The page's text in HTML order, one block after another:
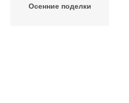
Осенние поделки